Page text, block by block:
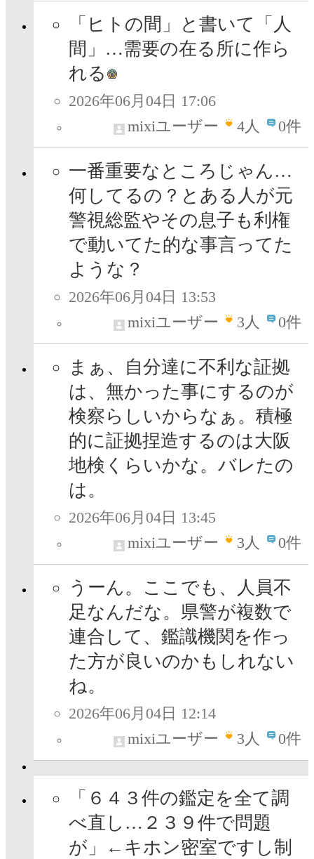
「ヒトの間」と書いて「人
間」…需要の在る所に作ら
れる
2026年06月04日 17:06
mixiユーザー
4人 0件
一番重要なところじゃん…
何してるの？とある人が元
警視総監やその息子も利権
で動いてた的な事言ってた
ような？
2026年06月04日 13:53
mixiユーザー
3人 0件
まぁ、自分達に不利な証拠
は、無かった事にするのが
検察らしいからなぁ。積極
的に証拠捏造するのは大阪
地検くらいかな。バレたの
は。
2026年06月04日 13:45
mixiユーザー
3人 0件
うーん。ここでも、人員不
足なんだな。県警が複数で
連合して、鑑識機関を作っ
た方が良いのかもしれない
ね。
2026年06月04日 12:14
mixiユーザー
3人 0件
「６４３件の鑑定を全て調
べ直し…２３９件で問題
が」←キホン密室ですし制